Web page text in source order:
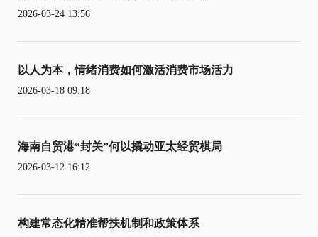
2026-03-24 13:56
以人为本，情绪消费如何激活消费市场活力
2026-03-18 09:18
海南自贸港“封关”何以撬动亚太经贸棋局
2026-03-12 16:12
构建常态化精准帮扶机制和政策体系